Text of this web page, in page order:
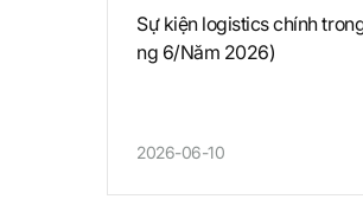
Sự kiện logistics chính
ng 6/Năm 2026)
2026-06-10